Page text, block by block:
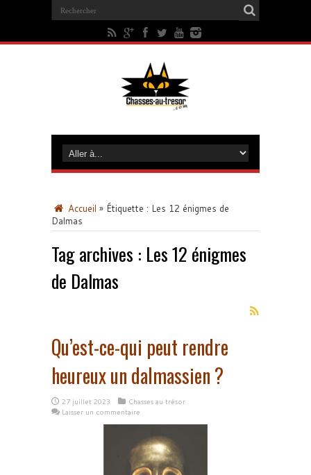
Accueil » Étiquette : Les 12 énigmes de
Dalmas
Tag archives : Les 12 énigmes
de Dalmas
Qu’est-ce-qui peut rendre
heureux un dalmassien ?
27 juillet 2023
Chasses au trésor
Laisser un commentaire